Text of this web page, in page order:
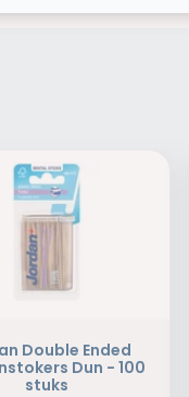
Double Ended
Dun - 100
stuks